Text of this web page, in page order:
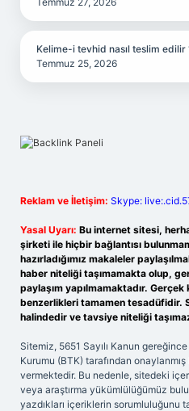
Kelime-i tevhid nasıl teslim edilir
Temmuz 25, 2026
Reklam ve İletişim: Skype:
Yasal Uyarı: Bu internet sitesi,
şirketi ile hiçbir bağlantısı
hazırladığımız makaleler
haber niteliği taşımamakta olup,
paylaşım yapılmamaktadır.
benzerlikleri tamamen tesadüfidir.
halindedir ve tavsiye niteliği
Sitemiz, 5651 Sayılı Kanun
Kurumu (BTK) tarafından
vermektedir. Bu nedenle, sitedeki
veya araştırma yükümlülüğümüz
yazdıkları içeriklerin sorumluluğunu